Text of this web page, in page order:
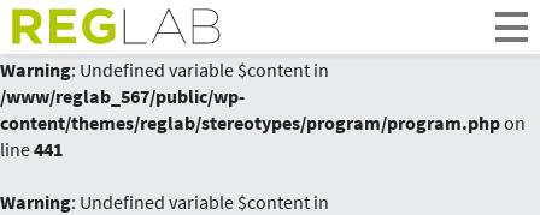
Warning: Undefined variable $content in
/www/reglab_567/public/wp-
content/themes/reglab/stereotypes/program/program.phpon
line441
Warning: Undefined variable $content in
Om Oss
Om Reglab
Digitala möten
Medlemmar och partner
Kontakt